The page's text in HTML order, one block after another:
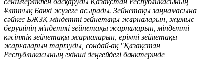
сенімгерлікпен басқаруды Қазақстан Республикасының
Ұлттық Банкі жүзеге асырады. Зейнетақы заңнамасына
сәйкес БЖЗҚ міндетті зейнетақы жарналарын, жұмыс
берушінің міндетті зейнетақы жарналарын, міндетті
кәсіптік зейнетақы жарналарын, ерікті зейнетақы
жарналарын тартуды, сондай-ақ "Қазақстан
Республикасының екінші деңгейдегі банктерінде